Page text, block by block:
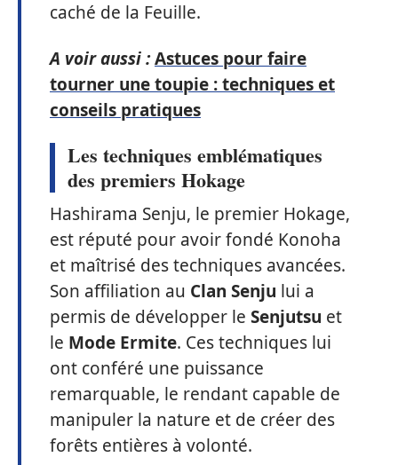
caché de la Feuille.
A voir aussi :Astuces pour faire
tourner une toupie : techniques et
conseils pratiques
Les techniques emblématiques
des premiers Hokage
Hashirama Senju, le premier Hokage,
est réputé pour avoir fondé Konoha
et maîtrisé des techniques avancées.
Son affiliation au Clan Senju lui a
permis de développer le Senjutsu et
le Mode Ermite. Ces techniques lui
ont conféré une puissance
remarquable, le rendant capable de
manipuler la nature et de créer des
forêts entières à volonté.